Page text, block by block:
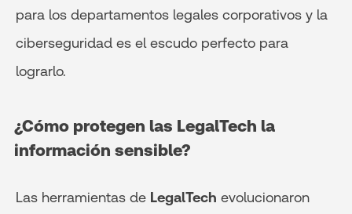
para los departamentos legales corporativos y la
ciberseguridad es el escudo perfecto para
lograrlo.
¿Cómo protegen las LegalTech la
información sensible?
Las herramientas de LegalTech evolucionaron